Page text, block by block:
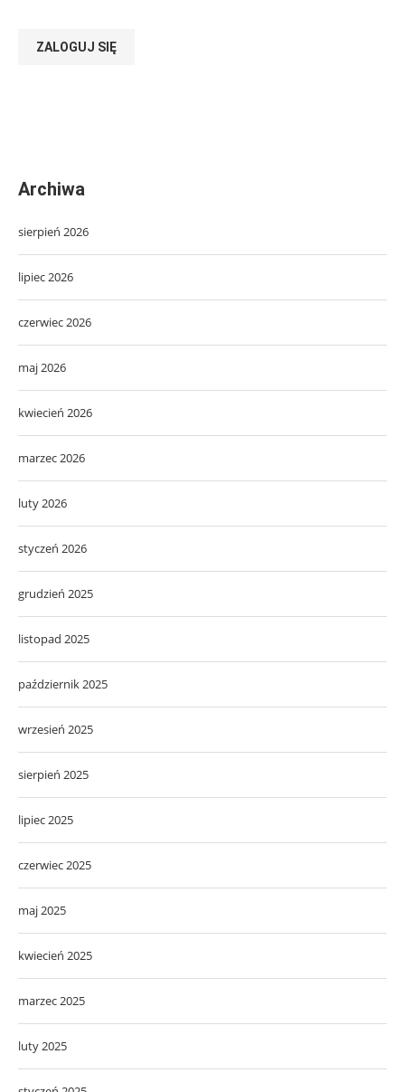
ZALOGUJ SIĘ
Archiwa
sierpień 2026
lipiec 2026
czerwiec 2026
maj 2026
kwiecień 2026
marzec 2026
luty 2026
styczeń 2026
grudzień 2025
listopad 2025
październik 2025
wrzesień 2025
sierpień 2025
lipiec 2025
czerwiec 2025
maj 2025
kwiecień 2025
marzec 2025
luty 2025